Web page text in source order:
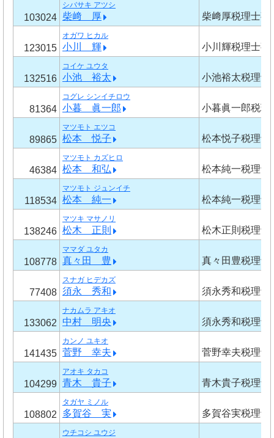
103024
シバサキ アツシ
柴﨑 厚 柴﨑厚税理士事
123015
オガワ ヒカル
小川 輝 小川輝税理士事
132516
コイケ ユウタ
小池 裕太 小池裕太税理士
81364
コグレ シンイチロウ
小暮 眞一郎 小暮眞一郎税理
89865
マツモト エツコ
松本 悦子 松本悦子税理士
46384
マツモト カズヒロ
松本 和弘 松本純一税理士
118534
マツモト ジュンイチ
松本 純一 松本純一税理士
138246
マツキ マサノリ
松木 正則 松木正則税理士
108778
ママダ ユタカ
真々田 豊 真々田豊税理士
77408
スナガ ヒデカズ
須永 秀和 須永秀和税理士
133062
ナカムラ アキオ
中村 明央 須永秀和税理士
141435
カンノ ユキオ
菅野 幸夫 菅野幸夫税理士
104299
アオキ タカコ
青木 貴子 青木貴子税理士
108802
タガヤ ミノル
多賀谷 実 多賀谷実税理士
ウチコシ ユウジ